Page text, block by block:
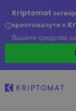
Kriptomat
криптовалути с
Вашите средства